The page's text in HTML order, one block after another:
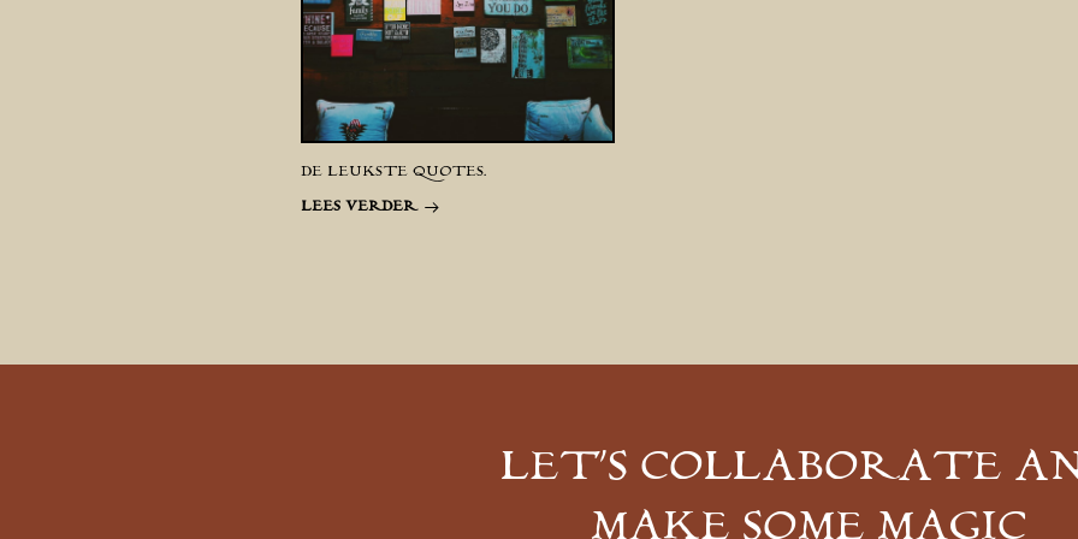
DE LEUKSTE QUOTES.
LEES VERDER
LET’S COLLABORATE
MAKE SOME MAGIC